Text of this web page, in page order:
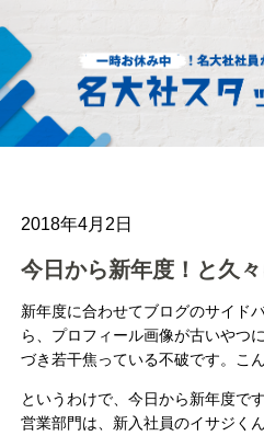
2018年4月2日
今日から新年度！と久
新年度に合わせてブログのサイド
ら、プロフィール画像が古いやつ
づき若干焦っている不破です。こ
というわけで、今日から新年度です
営業部門は、新入社員のイサジく